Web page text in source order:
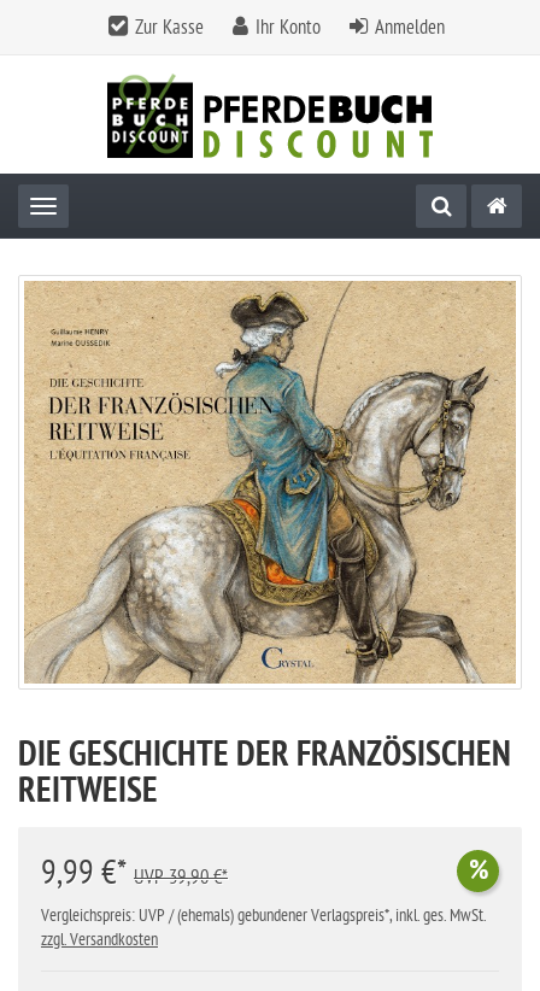
Zur Kasse Ihr Konto Anmelden
Toggle navigation
DIE GESCHICHTE DER FRANZÖSISCHEN
REITWEISE
9,99 €* %
UVP 39,90 €*
Vergleichspreis: UVP / (ehemals) gebundener Verlagspreis*, inkl. ges. MwSt.
zzgl. Versandkosten